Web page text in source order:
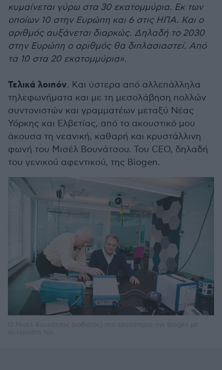
κυμαίνεται γύρω στα 30 εκατομμύρια. Εκ των
οποίων 10 στην Ευρώπη και 6 στις ΗΠΑ. Και ο
αριθμός αυξάνεται διαρκώς. Δηλαδή το 2030
στην Ευρώπη ο αριθμός θα διπλασιαστεί. Από
τα 10 στα 20 εκατομμύρια».
Τελικά λοιπόν. Και ύστερα από αλλεπάλληλα
τηλεφωνήματα και με τη μεσολάβηση πολλών
συντονιστών και γραμματέων μεταξύ Νέας
Υόρκης και Ελβετίας, από το ακουστικό μου
άκουσα τη νεανική, καθαρή και κρυστάλλινη
φωνή του Μισέλ Βουνάτσου. Του CEO, δηλαδή
του γενικού αφεντικού, της Biogen.